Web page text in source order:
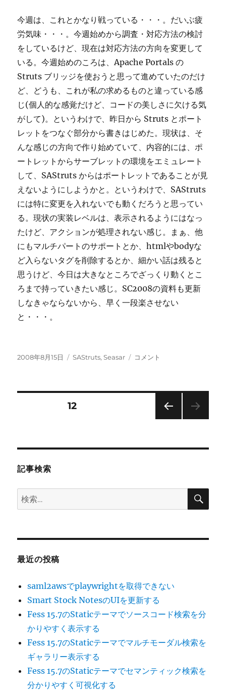
今週は、これとかなり戦っている・・・。だいぶ疲
労気味・・・。今週始めから調査・対応方法の検討
をしているけど、現在は対応方法の方向を変更して
いる。今週始めのころは、Apache Portals の
Struts ブリッジを使おうと思って進めていたのだけ
ど、どうも、これが私の求めるものと違っている感
じ(個人的な感覚だけど、コードの美しさに欠ける気
がして)。というわけで、昨日から Struts とポート
レットをつなぐ部分から書きはじめた。現状は、そ
んな感じの方向で作り始めていて、内容的には、ポ
ートレットからサーブレットの環境をエミュレート
して、SAStruts からはポートレットであることが見
えないようにしようかと。というわけで、SAStruts
には特に変更を入れないでも動くだろうと思ってい
る。現状の実装レベルは、表示されるようにはなっ
たけど、アクションが処理されない感じ。まぁ、他
にもマルチパートのサポートとか、htmlやbodyな
ど入らないタグを削除するとか、細かい話は残ると
思うけど、今日は大きなところでざっくり動くとこ
ろまで持っていきたい感じ。SC2008の資料も更新
しなきゃならないから、早く一段楽させない
と・・・。
投
2008年8月15日
カ
SAStruts,Seasar
SAStruts
コメント
の
ペ
ー
送
固定ページ12
記事検索
検
索:
検
最近の投稿
saml2awsでplaywrightを取得できない
Smart Stock NotesのUIを更新する
Fess 15.7のStaticテーマでソースコード検索を分
かりやすく表示する
Fess 15.7のStaticテーマでマルチモーダル検索を
ギャラリー表示する
Fess 15.7のStaticテーマでセマンティック検索を
分かりやすく可視化する